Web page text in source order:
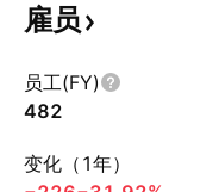
雇员
员工(FY)
482
变化（1年）